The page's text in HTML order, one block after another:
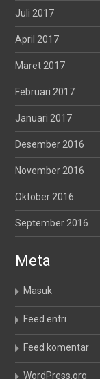
Juli 2017
April 2017
Maret 2017
Februari 2017
Januari 2017
Desember 2016
November 2016
Oktober 2016
September 2016
Meta
Masuk
Feed entri
Feed komentar
WordPress.org